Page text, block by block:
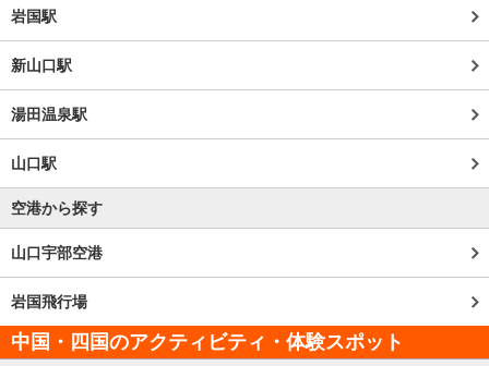
岩国駅
新山口駅
湯田温泉駅
山口駅
空港から探す
山口宇部空港
岩国飛行場
中国・四国のアクティビティ・体験スポット